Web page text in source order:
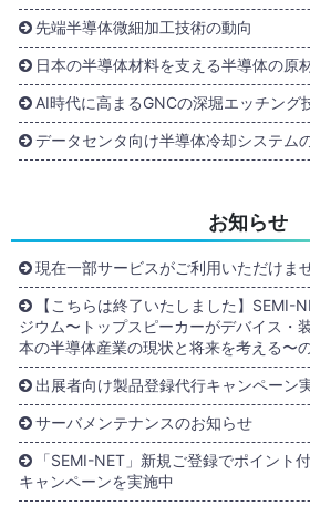
先端半導体微細加工技術の動向
日本の半導体材料を支える半導体の原
AI時代に高まるGNCの深堀エッチング
データセンタ向け半導体冷却システム
お知らせ
現在一部サービスがご利用いただけま
【こちらは終了いたしました】
ジウム〜トップスピーカーがデバイス・
本の半導体産業の現状と将来を考える〜
出展者向け製品登録代行キャンペーン
サーバメンテナンスのお知らせ
「SEMI-NET」新規ご登録でポイント
キャンペーンを実施中